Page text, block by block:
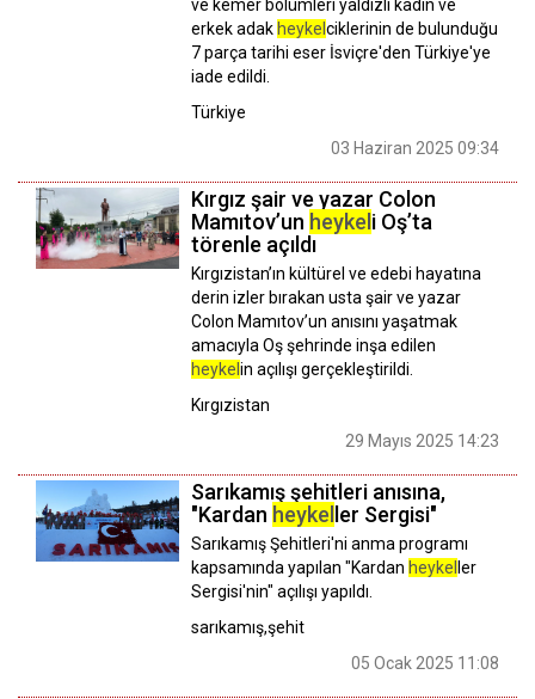
ve kemer bölümleri yaldızlı kadın ve
erkek adak heykel ciklerinin de bulunduğu
7 parça tarihi eser İsviçre'den Türkiye'ye
iade edildi.
Türkiye
03 Haziran 2025 09:34
Kırgız şair ve yazar Colon
Mamıtov’un heykel i Oş’ta
törenle açıldı
Kırgızistan’ın kültürel ve edebi hayatına
derin izler bırakan usta şair ve yazar
Colon Mamıtov’un anısını yaşatmak
amacıyla Oş şehrinde inşa edilen
heykel in açılışı gerçekleştirildi.
Kırgızistan
29 Mayıs 2025 14:23
Sarıkamış şehitleri anısına,
"Kardan heykel ler Sergisi"
Sarıkamış Şehitleri'ni anma programı
kapsamında yapılan "Kardan heykel ler
Sergisi'nin" açılışı yapıldı.
sarıkamış,şehit
05 Ocak 2025 11:08